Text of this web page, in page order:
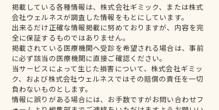
掲載している各種情報は、株式会社ギミック、または株式
会社ウェルネスが調査した情報をもとにしています。
出来るだけ正確な情報掲載に努めておりますが、内容を完
全に保証するものではありません。
掲載されている医療機関へ受診を希望される場合は、事前
に必ず該当の医療機関に直接ご確認ください。
当サービスによって生じた損害について、株式会社ギミッ
ク、および株式会社ウェルネスではその賠償の責任を一切
負わないものとします。
情報に誤りがある場合には、お手数ですがお問い合わせフ